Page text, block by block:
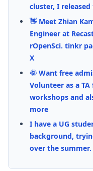
cluster, I
👋 Meet Zhian
Engineer at
rOpenSci. tinkr
X
🌞 Want free
Volunteer as a
workshops and
more
I have a UG
background,
over the